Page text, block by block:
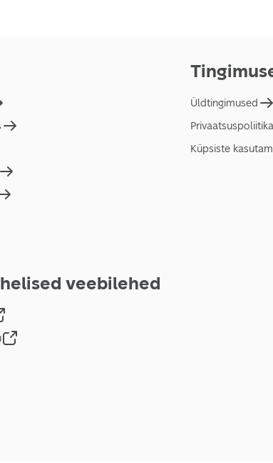
Üldtingimused
Privaatsuspoliitika
Küpsiste
veebilehed